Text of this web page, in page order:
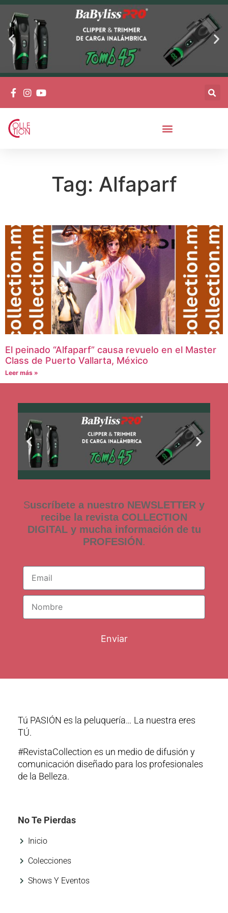
Tag: Alfaparf
El peinado “Alfaparf” causa revuelo en el Master
Class de Puerto Vallarta, México
Leer más »
Suscríbete a nuestro NEWSLETTER y
recibe la revista COLLECTION
DIGITAL y mucha información de tu
PROFESIÓN.
Enviar
Tú PASIÓN es la peluquería… La nuestra eres
TÚ.
#RevistaCollection es un medio de difusión y
comunicación diseñado para los profesionales
de la Belleza.
No Te Pierdas
Inicio
Colecciones
Shows Y Eventos